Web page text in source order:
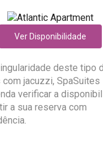
Ver Disponibilidade
deste tipo
com jacuzzi, SpaSuites
verificar a
a sua reserva com